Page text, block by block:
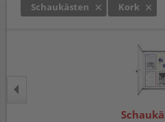
Schaukästen Kork